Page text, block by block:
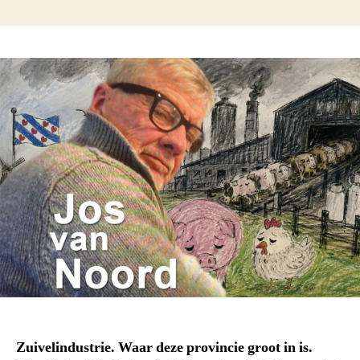
Zuivelindustrie. Waar deze provincie groot in is.